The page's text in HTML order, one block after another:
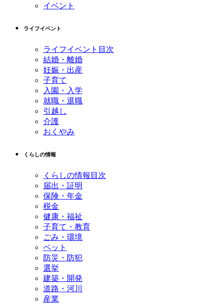
イベント
ライフイベント
ライフイベント目次
結婚・離婚
妊娠・出産
子育て
入園・入学
就職・退職
引越し
介護
おくやみ
くらしの情報
くらしの情報目次
届出・証明
保険・年金
税金
健康・福祉
子育て・教育
ごみ・環境
ペット
防災・防犯
選挙
建築・開発
道路・河川
産業